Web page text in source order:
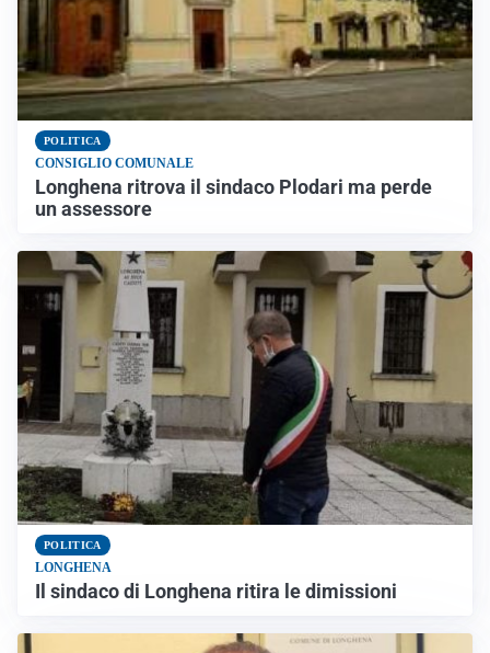
POLITICA
CONSIGLIO COMUNALE
Longhena ritrova il sindaco Plodari ma perde
un assessore
POLITICA
LONGHENA
Il sindaco di Longhena ritira le dimissioni